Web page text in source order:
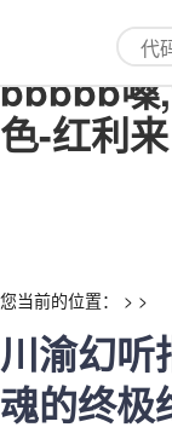
川渝幻
bbbbb嗓
色-红利来
您当前的位置： > >
川渝幻
魂的终极